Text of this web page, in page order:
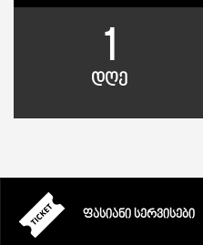
1
დღე
ᲤᲐᲡᲘᲐᲜᲘ ᲡᲔᲠᲕᲘᲡᲔᲑᲘ